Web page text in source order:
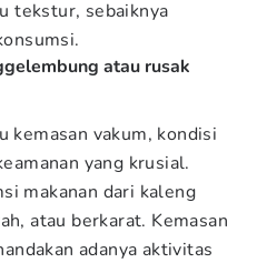
tekstur, sebaiknya
atau rusak
kemasan vakum, kondisi
yang krusial.
makanan dari kaleng
atau berkarat. Kemasan
adanya aktivitas